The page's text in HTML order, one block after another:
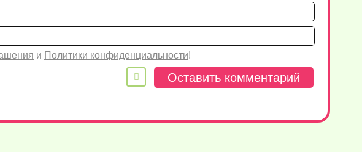
Имя*
Email
и Политики конфиденциальности!